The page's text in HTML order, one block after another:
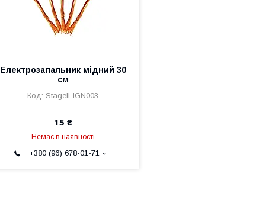
Електрозапальник мідний 30
см
Stageli-IGN003
15 ₴
Немає в наявності
+380 (96) 678-01-71